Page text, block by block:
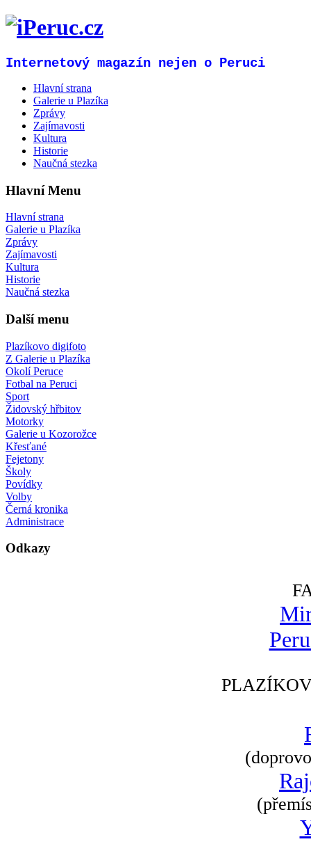
Internetový magazín nejen o Peruci
Hlavní strana
Galerie u Plazíka
Zprávy
Zajímavosti
Kultura
Historie
Naučná stezka
Hlavní Menu
Hlavní strana
Galerie u Plazíka
Zprávy
Zajímavosti
Kultura
Historie
Naučná stezka
Další menu
Plazíkovo digifoto
Z Galerie u Plazíka
Okolí Peruce
Fotbal na Peruci
Sport
Židovský hřbitov
Motorky
Galerie u Kozorožce
Křesťané
Fejetony
Školy
Povídky
Volby
Černá kronika
Administrace
Odkazy